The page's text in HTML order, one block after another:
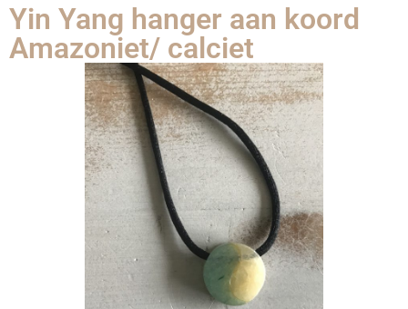
Yin Yang hanger aan koord
Amazoniet/ calciet